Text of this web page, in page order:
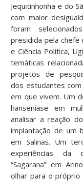
Jequitinhonha e do
com maior
foram
presidida pela chefe
e Ciência Política,
temáticas
projetos de
dos estudantes
em que vivem. Um
hanseníase em
analisar a reação
implantação de um
em Salinas. Um
experiências da
“Sagarana” em
olhar para o próprio